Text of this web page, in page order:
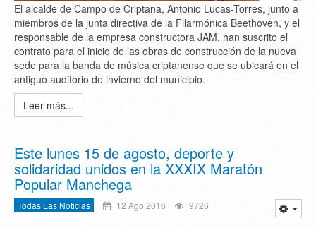
El alcalde de Campo de Criptana, Antonio Lucas-Torres, junto a
miembros de la junta directiva de la Filarmónica Beethoven, y el
responsable de la empresa constructora JAM, han suscrito el
contrato para el inicio de las obras de construcción de la nueva
sede para la banda de música criptanense que se ubicará en el
antiguo auditorio de invierno del municipio.
Leer más...
Este lunes 15 de agosto, deporte y
solidaridad unidos en la XXXIX Maratón
Popular Manchega
Todas Las Noticias 12 Ago 2016 9726